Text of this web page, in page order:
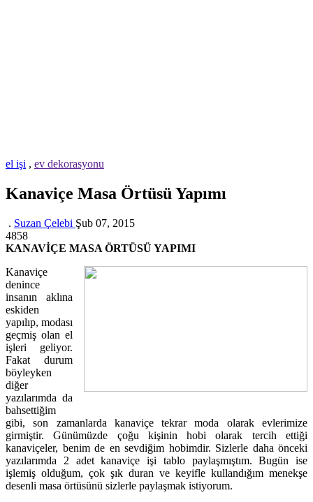
el işi , ev dekorasyonu
Kanaviçe Masa Örtüsü Yapımı
. Suzan Çelebi Şub 07, 2015
4858
KANAVİÇE MASA ÖRTÜSÜ YAPIMI
Kanaviçe
denince
insanın aklına
eskiden
yapılıp, modası
geçmiş olan el
işleri geliyor.
Fakat durum
böyleyken
diğer
yazılarımda da
bahsettiğim
gibi, son zamanlarda kanaviçe tekrar moda olarak evlerimize
girmiştir. Günümüzde çoğu kişinin hobi olarak tercih ettiği
kanaviçeler, benim de en sevdiğim hobimdir. Sizlerle daha önceki
yazılarımda 2 adet kanaviçe işi tablo paylaşmıştım. Bugün ise
işlemiş olduğum, çok şık duran ve keyifle kullandığım menekşe
desenli masa örtüsünü sizlerle paylaşmak istiyorum.